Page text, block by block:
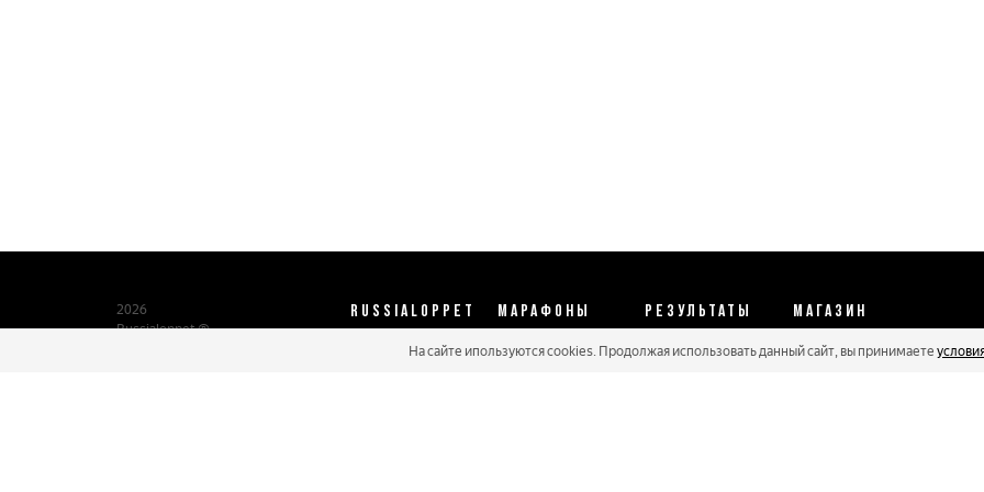
2026
Russialoppet ®
RUSSIALOPPET МАРАФОНЫ РЕЗУЛЬТАТЫ МАГАЗИН
Календарь 2026
Протоколы 2025
Реквизиты
На сайте ипользуются cookies. Продолжая использовать данный сайт, вы принимаете